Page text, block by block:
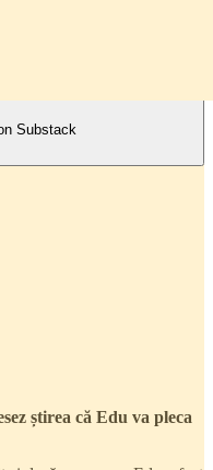
Substack
știrea că Edu va pleca